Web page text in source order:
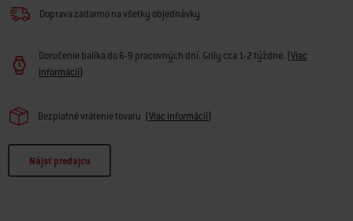
Doprava zadarmo na všetky objednávky
Doručenie balíka do 6-9 pracovných dní. Grily cca 1-2 týždne. (Viac
informácií)
Bezplatné vrátenie tovaru (Viac informácií)
Nájsť predajcu